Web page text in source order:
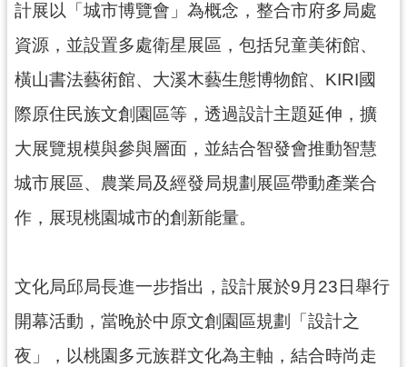
計展以「城市博覽會」為概念，整合市府多局處
資源，並設置多處衛星展區，包括兒童美術館、
橫山書法藝術館、大溪木藝生態博物館、KIRI國
際原住民族文創園區等，透過設計主題延伸，擴
大展覽規模與參與層面，並結合智發會推動智慧
城市展區、農業局及經發局規劃展區帶動產業合
作，展現桃園城市的創新能量。
文化局邱局長進一步指出，設計展於9月23日舉行
開幕活動，當晚於中原文創園區規劃「設計之
夜」，以桃園多元族群文化為主軸，結合時尚走